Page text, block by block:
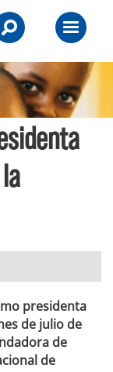
Primary
Menu
presidenta
de julio de
de
de